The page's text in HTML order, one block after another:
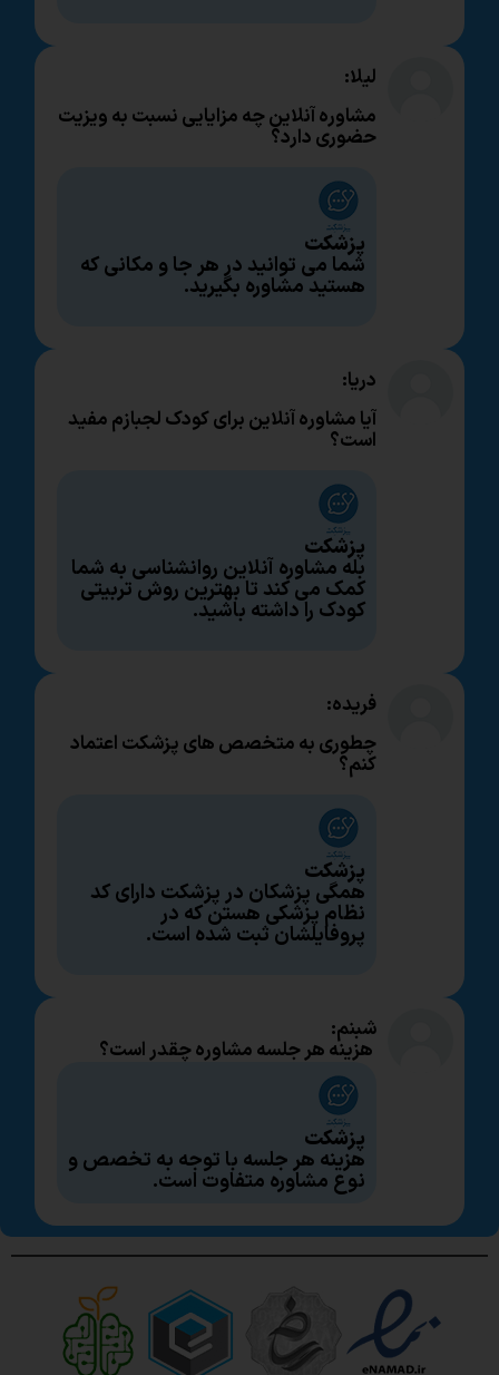
لیلا:
مشاوره آنلاین چه مزایایی نسبت به ویزیت
حضوری دارد؟
پزشکت
شما می توانید در هر جا و مکانی که
هستید مشاوره بگیرید.
دریا:
آیا مشاوره آنلاین برای کودک لجبازم مفید
است؟
پزشکت
بله مشاوره آنلاین روانشناسی به شما
کمک می کند تا بهترین روش تربیتی
کودک را داشته باشید.
فریده:
چطوری به متخصص های پزشکت اعتماد
کنم؟
پزشکت
همگی پزشکان در پزشکت دارای کد
نظام پزشکی هستن که در
پروفایلشان ثبت شده است.
شبنم:
هزینه هر جلسه مشاوره چقدر است؟
پزشکت
هزینه هر جلسه با توجه به تخصص و
نوع مشاوره متفاوت است.